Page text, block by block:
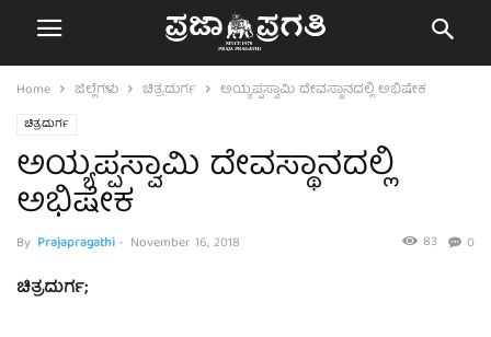
Home ಜಿಲ್ಲೆಗಳು ಚಿತ್ರದುರ್ಗ ಅಯ್ಯಪ್ಪಸ್ವಾಮಿ ದೇವಸ್ಥಾನದಲ್ಲಿ ಅಭಿಷೇಕ
ಚಿತ್ರದುರ್ಗ
ಅಯ್ಯಪ್ಪಸ್ವಾಮಿ ದೇವಸ್ಥಾನದಲ್ಲಿ
ಅಭಿಷೇಕ
By Prajapragathi- November 16, 2018 0
83
ಚಿತ್ರದುರ್ಗ;